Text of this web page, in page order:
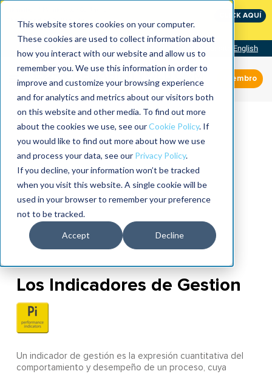
This website stores cookies on your computer.
These cookies are used to collect information about
how you interact with our website and allow us to
remember you. We use this information in order to
improve and customize your browsing experience
and for analytics and metrics about our visitors both
on this website and other media. To find out more
about the cookies we use, see ourCookie Policy. If
you would like to find out more about how we use
and process your data, see our Privacy Policy.
If you decline, your information won’t be tracked
when you visit this website. A single cookie will be
used in your browser to remember your preference
not to be tracked.
Accept Decline
The Speed of Reliability
CLICK AQUÍ
English
Miembro
Los Indicadores de Gestion
Un indicador de gestión es la expresión cuantitativa del
comportamiento y desempeño de un proceso, cuya